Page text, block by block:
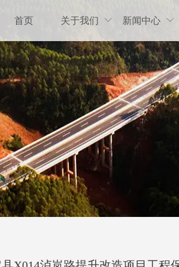
首页 关于我们  新闻中心 